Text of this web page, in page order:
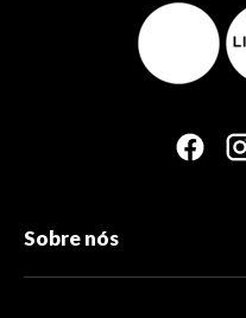
Sobre nós